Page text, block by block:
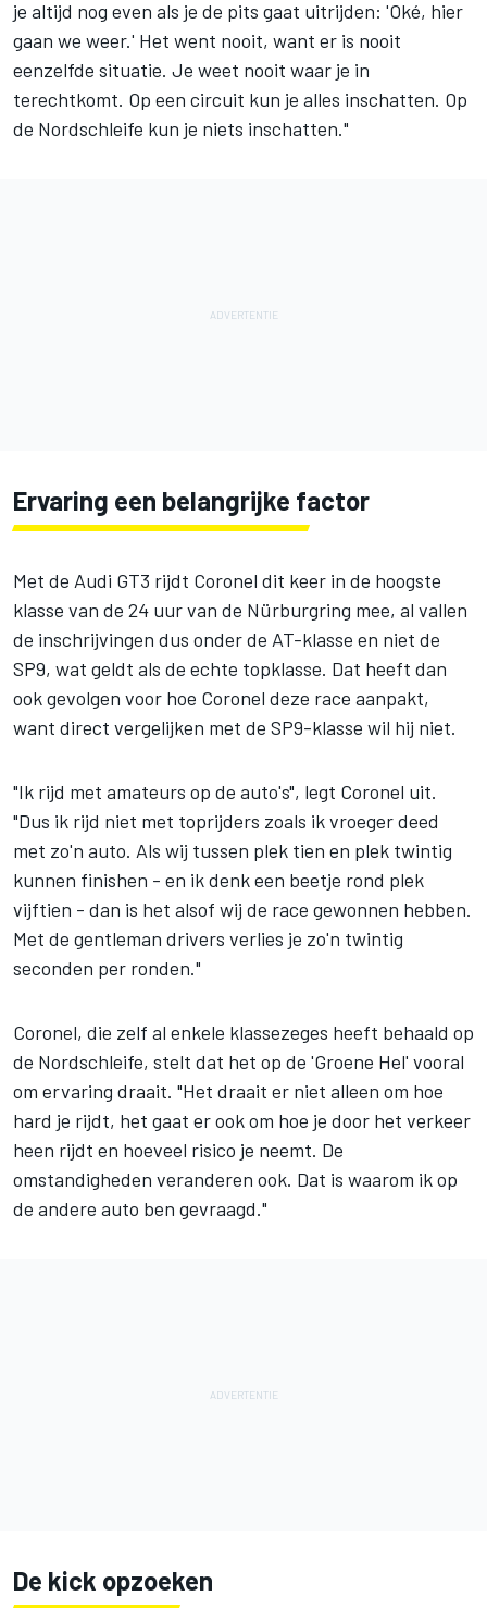
je altijd nog even als je de pits gaat uitrijden: 'Oké, hier
gaan we weer.' Het went nooit, want er is nooit
eenzelfde situatie. Je weet nooit waar je in
terechtkomt. Op een circuit kun je alles inschatten. Op
de Nordschleife kun je niets inschatten."
Ervaring een belangrijke factor
Met de Audi GT3 rijdt Coronel dit keer in de hoogste
klasse van de 24 uur van de Nürburgring mee, al vallen
de inschrijvingen dus onder de AT-klasse en niet de
SP9, wat geldt als de echte topklasse. Dat heeft dan
ook gevolgen voor hoe Coronel deze race aanpakt,
want direct vergelijken met de SP9-klasse wil hij niet.
"Ik rijd met amateurs op de auto's", legt Coronel uit.
"Dus ik rijd niet met toprijders zoals ik vroeger deed
met zo'n auto. Als wij tussen plek tien en plek twintig
kunnen finishen - en ik denk een beetje rond plek
vijftien - dan is het alsof wij de race gewonnen hebben.
Met de gentleman drivers verlies je zo'n twintig
seconden per ronden."
Coronel, die zelf al enkele klassezeges heeft behaald op
de Nordschleife, stelt dat het op de 'Groene Hel' vooral
om ervaring draait. "Het draait er niet alleen om hoe
hard je rijdt, het gaat er ook om hoe je door het verkeer
heen rijdt en hoeveel risico je neemt. De
omstandigheden veranderen ook. Dat is waarom ik op
de andere auto ben gevraagd."
De kick opzoeken